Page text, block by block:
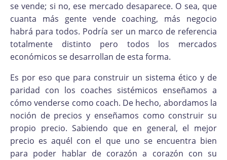
se vende; si no, ese mercado desaparece. O sea, que
cuanta más gente vende coaching, más negocio
habrá para todos. Podría ser un marco de referencia
totalmente distinto pero todos los mercados
económicos se desarrollan de esta forma.
Es por eso que para construir un sistema ético y de
paridad con los coaches sistémicos enseñamos a
cómo venderse como coach. De hecho, abordamos la
noción de precios y enseñamos como construir su
propio precio. Sabiendo que en general, el mejor
precio es aquél con el que uno se encuentra bien
para poder hablar de corazón a corazón con su